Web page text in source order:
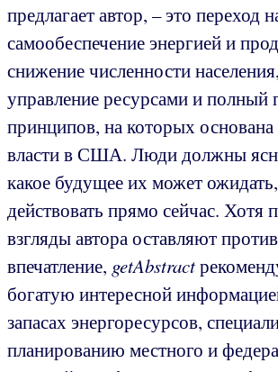
предлагает автор, – это переход
самообеспечение энергией и
снижение численности
управление ресурсами и полный
принципов, на которых основана
власти в США. Люди должны
какое будущее их может
действовать прямо сейчас. Хотя
взгляды автора оставляют
впечатление, getAbstract
богатую интересной
запасах энергоресурсов,
планированию местного и